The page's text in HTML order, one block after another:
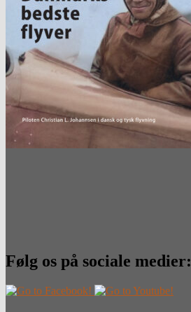
Følg os på sociale medier: